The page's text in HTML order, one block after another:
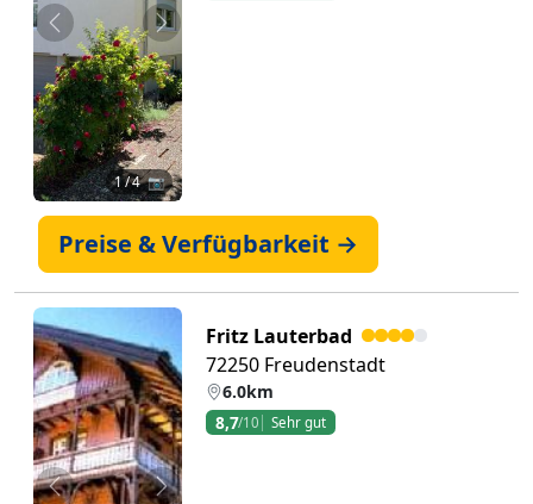
Zurück Weiter
1/ 4 📷
Preise & Verfügbarkeit →
Zurück Weiter
Fritz Lauterbad
72250 Freudenstadt
6.0km
8,7/10 Sehr gut